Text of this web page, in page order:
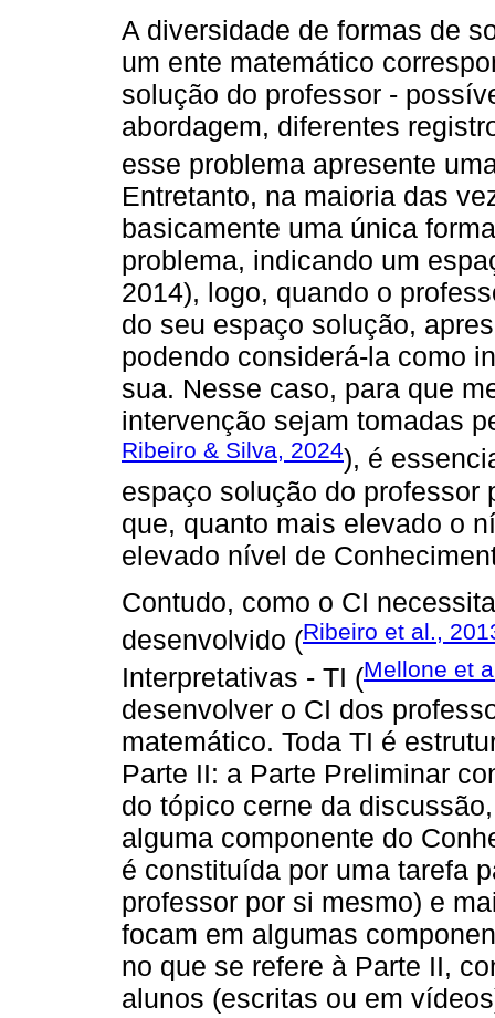
A diversidade de formas de
um ente matemático
solução do professor -
abordagem, diferentes
esse problema apresente
Entretanto, na maioria das
basicamente uma única
problema, indicando um
2014), logo, quando o
do seu espaço solução,
podendo considerá-la como
sua. Nesse caso, para que
intervenção sejam tomadas
Ribeiro & Silva, 2024), é
espaço solução do professor
que, quanto mais elevado o
elevado nível de
Contudo, como o CI
desenvolvido (Ribeiro et al.,
Interpretativas - TI (Mellone et
desenvolver o CI dos
matemático. Toda TI é
Parte II: a Parte Preliminar
do tópico cerne da
alguma componente do
é constituída por uma tarefa
professor por si mesmo) e
focam em algumas
no que se refere à Parte II,
alunos (escritas ou em